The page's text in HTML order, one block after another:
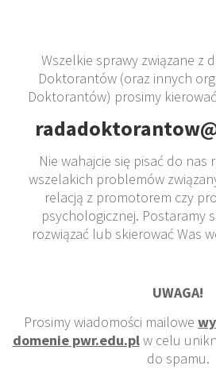
Wszelkie sprawy związane z
Doktorantów (oraz innych
Doktorantów) prosimy
Nie wahajcie się pisać do nas
wszelakich problemów
relacją z promotorem czy
psychologicznej. Postaramy
rozwiązać lub skierować Was
UWAGA!
Prosimy wiadomości mailowe
domenie pwr.edu.plw celu
do spamu.